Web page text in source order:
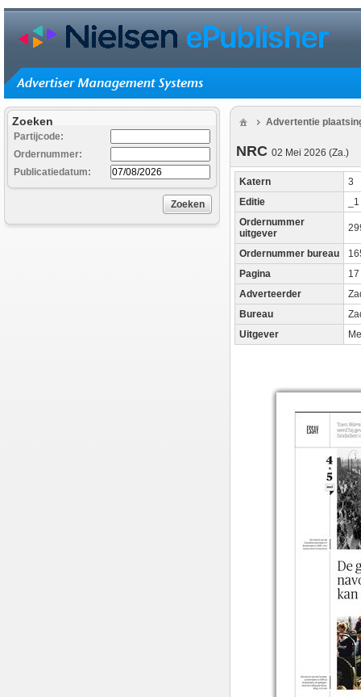
Zoeken
Partijcode:
Ordernummer:
Publicatiedatum:
Zoeken
Advertentie
NRC 02 Mei 2026 (Za.)
Katern
3
Editie
_1
Ordernummer
uitgever
Ordernummer bureau
Pagina
Adverteerder
Bureau
Uitgever